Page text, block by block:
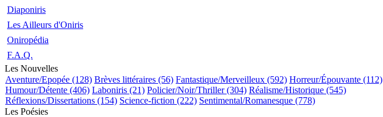
Diaponiris
Les Ailleurs d'Oniris
Oniropédia
F.A.Q.
Les Nouvelles
Aventure/Epopée (128) Brèves littéraires (56) Fantastique/Merveilleux (592) Horreur/Épouvante (112)
Humour/Détente (406) Laboniris (21) Policier/Noir/Thriller (304) Réalisme/Historique (545)
Réflexions/Dissertations (154) Science-fiction (222) Sentimental/Romanesque (778)
Les Poésies